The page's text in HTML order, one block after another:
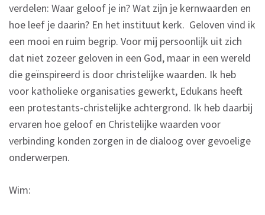
verdelen: Waar geloof je in? Wat zijn je kernwaarden en
hoe leef je daarin? En het instituut kerk. Geloven vind ik
een mooi en ruim begrip. Voor mij persoonlijk uit zich
dat niet zozeer geloven in een God, maar in een wereld
die geïnspireerd is door christelijke waarden. Ik heb
voor katholieke organisaties gewerkt, Edukans heeft
een protestants-christelijke achtergrond. Ik heb daarbij
ervaren hoe geloof en Christelijke waarden voor
verbinding konden zorgen in de dialoog over gevoelige
onderwerpen.
Wim: